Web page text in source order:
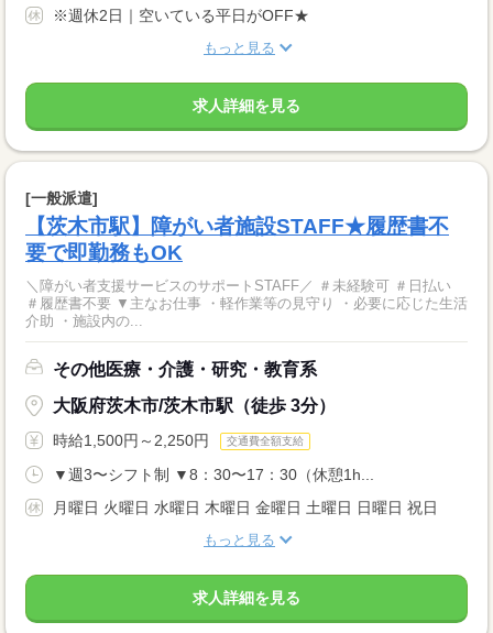
※週休2日｜空いている平日がOFF★
もっと見る
求人詳細を見る
[一般派遣]
【茨木市駅】障がい者施設STAFF★履歴書不
要で即勤務もOK
＼障がい者支援サービスのサポートSTAFF／ ＃未経験可 ＃日払い
＃履歴書不要 ▼主なお仕事 ・軽作業等の見守り ・必要に応じた生活
介助 ・施設内の...
その他医療・介護・研究・教育系
大阪府茨木市/茨木市駅（徒歩 3分）
時給1,500円～2,250円 交通費全額支給
▼週3〜シフト制 ▼8：30〜17：30（休憩1h...
月曜日 火曜日 水曜日 木曜日 金曜日 土曜日 日曜日 祝日
もっと見る
求人詳細を見る